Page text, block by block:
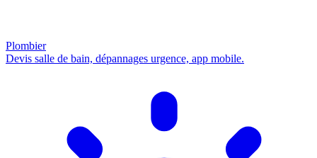
Plombier
Devis salle de bain, dépannages urgence, app mobile.